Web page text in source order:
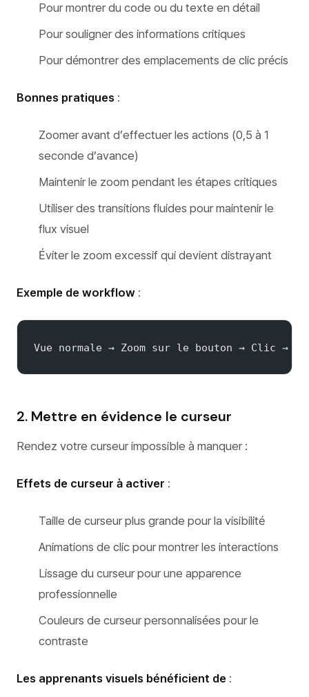
Pour montrer du code ou du texte en détail
Pour souligner des informations critiques
Pour démontrer des emplacements de clic précis
Bonnes pratiques :
Zoomer avant d’effectuer les actions (0,5 à 1
seconde d’avance)
Maintenir le zoom pendant les étapes critiques
Utiliser des transitions fluides pour maintenir le
flux visuel
Éviter le zoom excessif qui devient distrayant
Exemple de workflow :
Vue normale → Zoom sur le bouton → Clic →
2. Mettre en évidence le curseur
Rendez votre curseur impossible à manquer :
Effets de curseur à activer :
Taille de curseur plus grande pour la visibilité
Animations de clic pour montrer les interactions
Lissage du curseur pour une apparence
professionnelle
Couleurs de curseur personnalisées pour le
contraste
Les apprenants visuels bénéficient de :